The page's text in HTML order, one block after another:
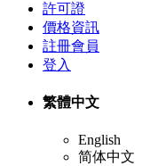
許可證
價格資訊
註冊會員
登入
繁體中文
English
简体中文